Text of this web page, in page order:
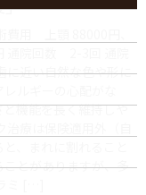
」
費用 上顎 88000円、
通院回数 2-3回 通院
近い自然な色や形に
ルギーの心配がな
機能を長く維持しや
療は保険適用外（自
、まれに割れること
とがありますが、多
ミ […]